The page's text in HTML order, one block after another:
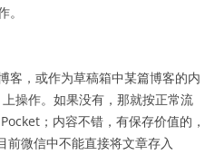
客，或作为草稿箱中某篇博客的内
操作。如果没有，那就按正常流
；内容不错，有保存价值的，
微信中不能直接将文章存入